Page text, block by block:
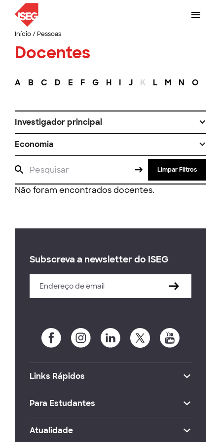
Início/ Pessoas
Docentes
A B C D E F G H I J K L M N O
Investigador principal
Economia
Limpar Filtros
Não foram encontrados docentes.
Subscreva a newsletter do ISEG
Links Rápidos
Para Estudantes
Atualidade